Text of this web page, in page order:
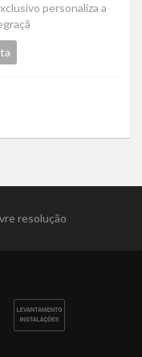
personaliza a
resolução